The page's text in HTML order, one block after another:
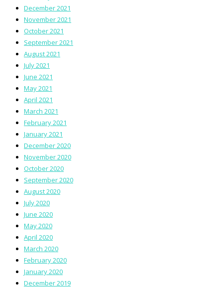
December 2021
November 2021
October 2021
September 2021
August 2021
July 2021
June 2021
May 2021
April 2021
March 2021
February 2021
January 2021
December 2020
November 2020
October 2020
September 2020
August 2020
July 2020
June 2020
May 2020
April 2020
March 2020
February 2020
January 2020
December 2019